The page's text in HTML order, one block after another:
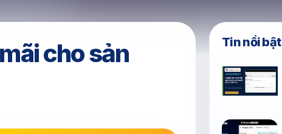
cho sản
Tin nổi bật